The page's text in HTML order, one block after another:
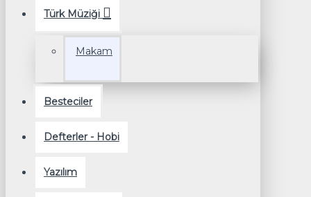
Türk Müziği
Makam
Besteciler
Defterler - Hobi
Yazılım